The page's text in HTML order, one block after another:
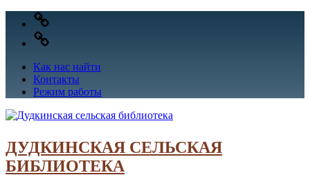
content
VK
OK
Как нас найти
Контакты
Режим работы
ДУДКИНСКАЯ СЕЛЬСКАЯ
БИБЛИОТЕКА